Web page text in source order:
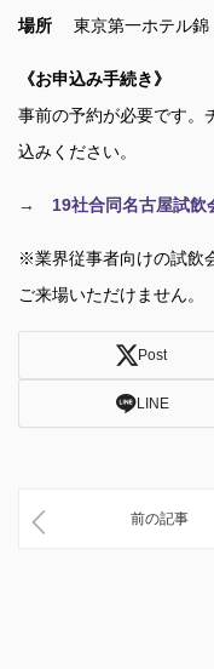
場所 東京第一ホテル錦
《お申込み手続き》
事前の予約が必要です。
込みください。
→ 19社合同名古屋試飲
※業界従事者向けの試飲
ご来場いただけません。
Post
LINE
前の記事